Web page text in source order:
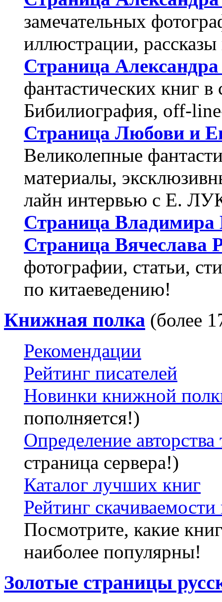
замечательных
иллюстрации,
Страница
фантастических книг
Бибилиография, off-
Страница Любови и
Великолепные
материалы,
лайн интервью с Е.
Страница
Страница
фотографии, статьи,
по китаеведению!
Книжная полка (более
Рекомендации
Рейтинг писателей
Новинки книжной
пополняется!)
Определение авторства
страница сервера!)
Каталог лучших книг
Рейтинг
Посмотрите, какие
наиболее популярны!
Золотые страницы